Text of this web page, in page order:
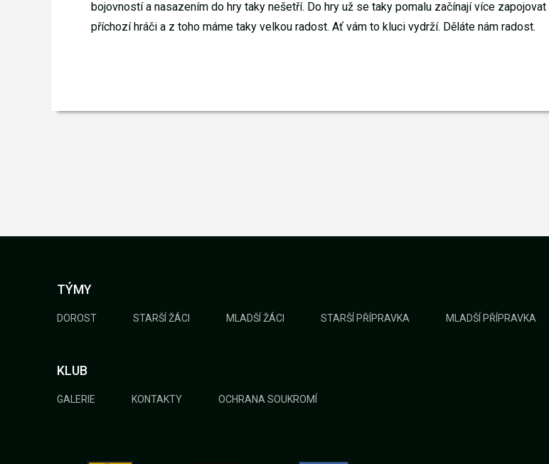
bojovností a nasazením do hry taky nešetří. Do hry už se taky pomalu začínají více zapojovat
příchozí hráči a z toho máme taky velkou radost. Ať vám to kluci vydrží. Děláte nám radost.
TÝMY
DOROST STARŠÍ ŽÁCI MLADŠÍ ŽÁCI STARŠÍ PŘÍPRAVKA MLADŠÍ PŘÍPRAVKA
KLUB
GALERIE KONTAKTY OCHRANA SOUKROMÍ